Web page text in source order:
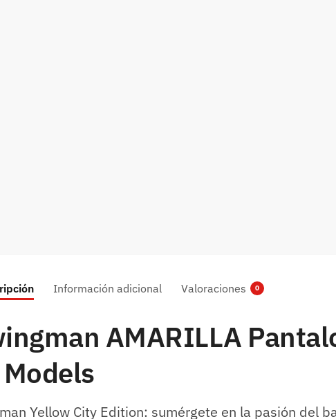
Información adicional Valoraciones 0
AMARILLA
Yellow City Edition: sumérgete en la pasión del